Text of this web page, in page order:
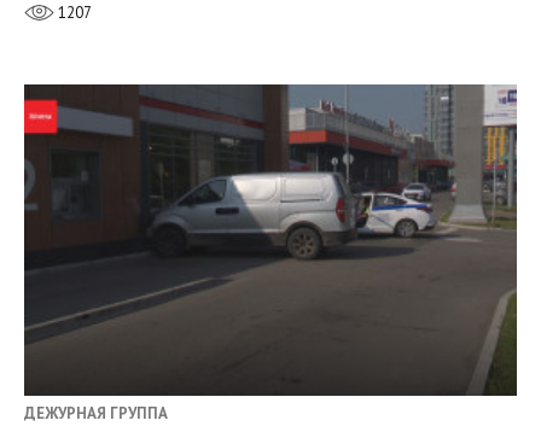
1207
ДЕЖУРНАЯ ГРУППА